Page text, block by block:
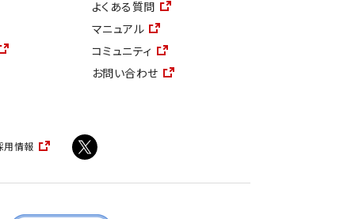
よくある質問
マニュアル
コミュニティ
お問い合わせ
用情報